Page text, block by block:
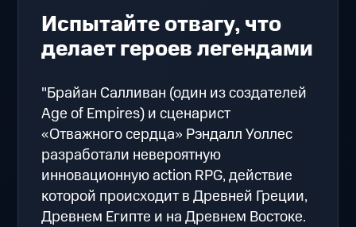
Испытайте отвагу, что
делает героев легендами
"Брайан Салливан (один из создателей
Age of Empires) и сценарист
«Отважного сердца» Рэндалл Уоллес
разработали невероятную
инновационную action RPG, действие
которой происходит в Древней Греции,
Древнем Египте и на Древнем Востоке.